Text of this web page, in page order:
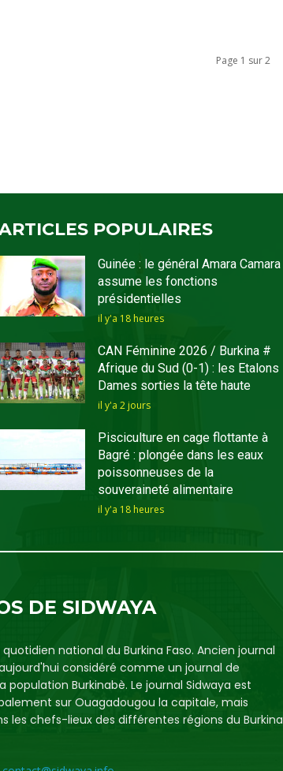
Page 1 sur 2
POPULAIRES
Guinée : le général Amara Camara
assume les fonctions
présidentielles
il y'a 18 heures
CAN Féminine 2026 / Burkina #
Afrique du Sud (0-1) : les Etalons
Dames sorties la tête haute
il y'a 2 jours
Pisciculture en cage flottante à
Bagré : plongée dans les eaux
poissonneuses de la
souveraineté alimentaire
il y'a 18 heures
DE SIDWAYA
national du Burkina Faso. Ancien journal
considéré comme un journal de
population Burkinabè. Le journal Sidwaya est
sur Ouagadougou la capitale, mais
les chefs-lieux des différentes régions du Burkina